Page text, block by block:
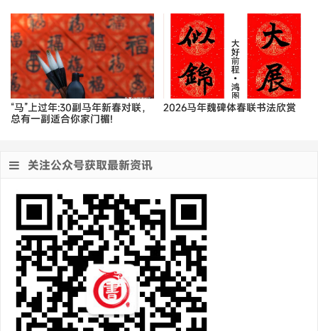
“马”上过年:30副马年新春对联，
总有一副适合你家门楣!
2026马年魏碑体春联书法欣赏
关注公众号获取最新资讯